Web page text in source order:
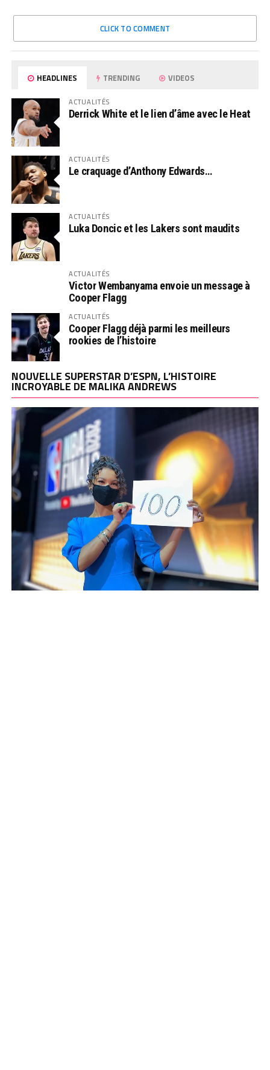
CLICK TO COMMENT
HEADLINES TRENDING VIDEOS
ACTUALITÉS
Derrick White et le lien d’âme avec le Heat
ACTUALITÉS
Le craquage d’Anthony Edwards…
ACTUALITÉS
Luka Doncic et les Lakers sont maudits
ACTUALITÉS
Victor Wembanyama envoie un message à
Cooper Flagg
ACTUALITÉS
Cooper Flagg déjà parmi les meilleurs
rookies de l’histoire
NOUVELLE SUPERSTAR D’ESPN, L’HISTOIRE
INCROYABLE DE MALIKA ANDREWS